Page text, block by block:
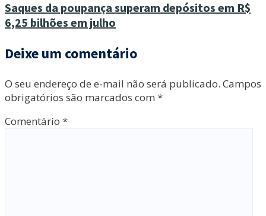
Saques da poupança superam depósitos em R$
6,25 bilhões em julho
Deixe um comentário
O seu endereço de e-mail não será publicado. Campos
obrigatórios são marcados com *
Comentário *